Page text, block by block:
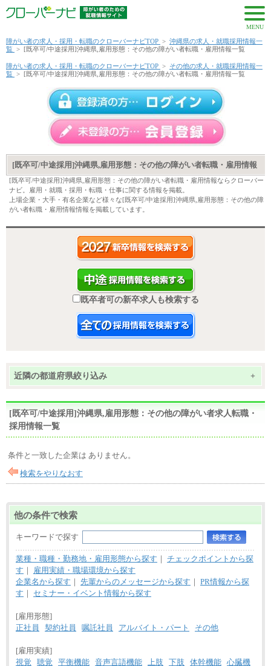
MENU
障がい者の求人・採用・転職のクローバーナビTOP > 沖縄県の求人・就職採用情報一
覧 > [既卒可/中途採用]沖縄県,雇用形態：その他の障がい者転職・雇用情報一覧
障がい者の求人・採用・転職のクローバーナビTOP > その他の求人・就職採用情報一
覧 > [既卒可/中途採用]沖縄県,雇用形態：その他の障がい者転職・雇用情報一覧
[既卒可/中途採用]沖縄県,雇用形態：その他の障がい者転職・雇用情報
[既卒可/中途採用]沖縄県,雇用形態：その他の障がい者転職・雇用情報ならクローバー
ナビ。雇用・就職・採用・転職・仕事に関する情報を掲載。
上場企業・大手・有名企業など様々な[既卒可/中途採用]沖縄県,雇用形態：その他の障
がい者転職・雇用情報情報を掲載しています。
既卒者可の新卒求人も検索する
近隣の都道府県絞り込み +
[既卒可/中途採用]沖縄県,雇用形態：その他の障がい者求人転職・
採用情報一覧
条件と一致した企業は ありません。
検索をやりなおす
他の条件で検索
キーワードで探す
業種・職種・勤務地・雇用形態から探す ｜ チェックポイントから探
す ｜
雇用実績・職場環境から探す
企業名から探す ｜ 先輩からのメッセージから探す ｜ PR情報から探
す ｜ セミナー・イベント情報から探す
[雇用形態]
正社員
契約社員 嘱託社員 アルバイト・パート その他
[雇用実績]
視覚
聴覚 平衡機能 音声言語機能 上肢 下肢 体幹機能 心臓機